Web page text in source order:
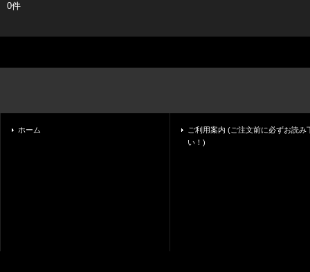
0件
ホーム
ご利用案内 (ご注文前に必ずお読み
い！)